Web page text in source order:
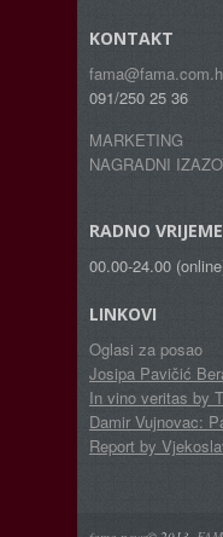
KONTAKT
091/250 25 36
MARKETING
NAGRADNI
RADNO VRIJEME
00.00-24.00
LINKOVI
Oglasi za posao
Josipa Pavičić
In vino veritas by
Damir Vujnovac:
Report by